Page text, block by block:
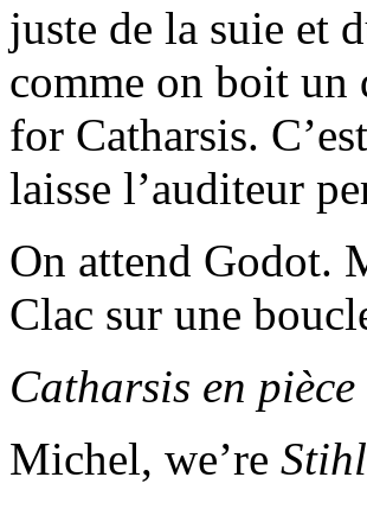
juste de la suie et
comme on boit un
for Catharsis.
laisse l’auditeur
On attend Godot.
Clac sur une
Catharsis en pièce
Michel, we’re